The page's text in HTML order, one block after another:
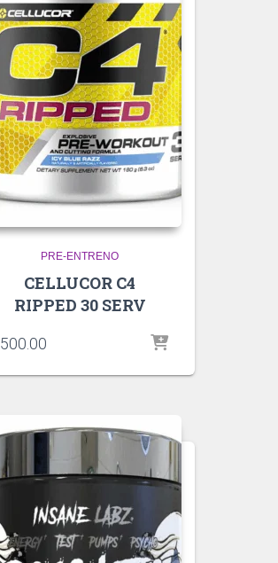
PRE-ENTRENO
CELLUCOR C4
RIPPED 30 SERV
500.00